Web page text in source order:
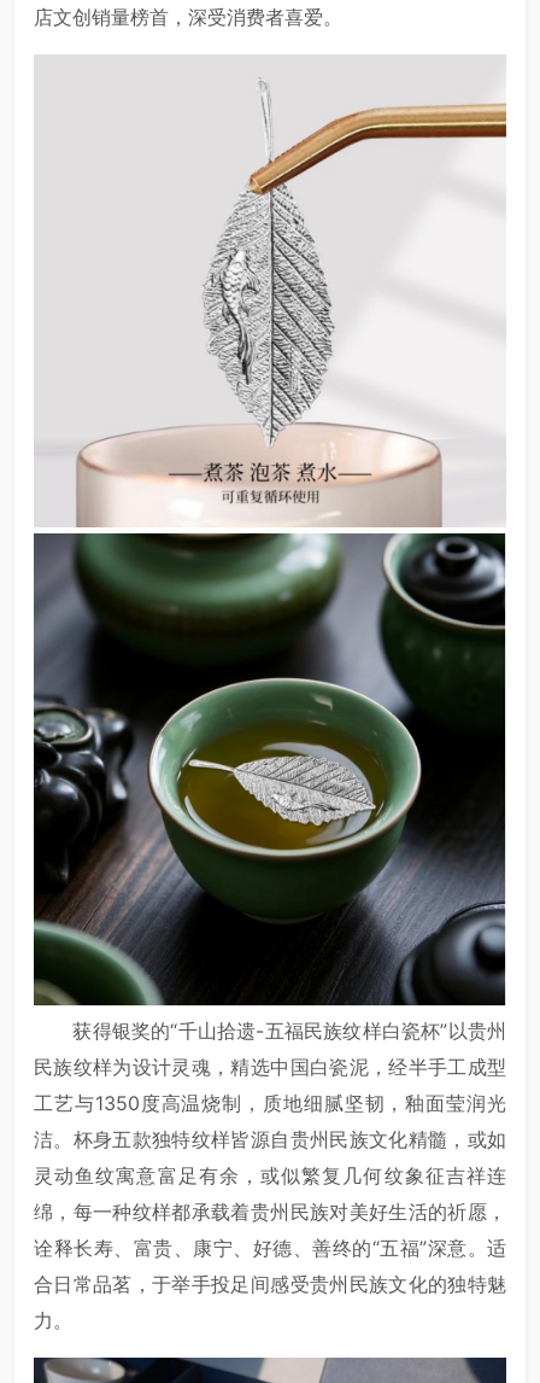
店文创销量榜首，深受消费者喜爱。
获得银奖的“千山拾遗-五福民族纹样白瓷杯”以贵州
民族纹样为设计灵魂，精选中国白瓷泥，经半手工成型
工艺与1350度高温烧制，质地细腻坚韧，釉面莹润光
洁。杯身五款独特纹样皆源自贵州民族文化精髓，或如
灵动鱼纹寓意富足有余，或似繁复几何纹象征吉祥连
绵，每一种纹样都承载着贵州民族对美好生活的祈愿，
诠释长寿、富贵、康宁、好德、善终的“五福”深意。适
合日常品茗，于举手投足间感受贵州民族文化的独特魅
力。